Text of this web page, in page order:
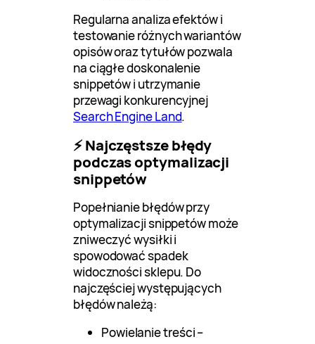
Regularna analiza efektów i
testowanie różnych wariantów
opisów oraz tytułów pozwala
na ciągłe doskonalenie
snippetów i utrzymanie
przewagi konkurencyjnej
Search Engine Land.
⚡ Najczęstsze błędy
podczas optymalizacji
snippetów
Popełnianie błędów przy
optymalizacji snippetów może
zniweczyć wysiłki i
spowodować spadek
widoczności sklepu. Do
najczęściej występujących
błędów należą:
Powielanie treści –